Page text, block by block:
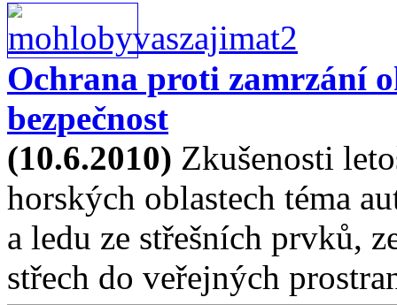
Ochrana proti zamrzání
bezpečnost
(10.6.2010) Zkušenosti
horských oblastech téma
a ledu ze střešních prvků,
střech do veřejných